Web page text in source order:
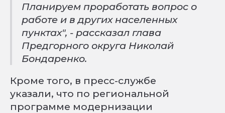
Планируем проработать вопрос о
работе и в других населенных
пунктах", - рассказал глава
Предгорного округа Николай
Бондаренко.
Кроме того, в пресс-службе
указали, что по региональной
программе модернизации